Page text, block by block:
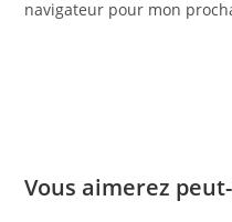
navigateur pour mon
Vous aimerez